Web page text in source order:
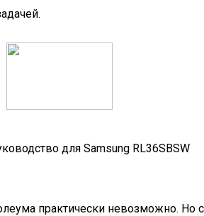
для Samsung RL36SBSW
практически невозможно. Но с